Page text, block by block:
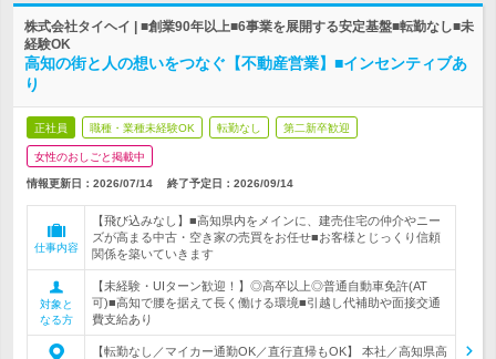
株式会社タイヘイ | ■創業90年以上■6事業を展開する安定基盤■転勤なし■未
経験OK
高知の街と人の想いをつなぐ【不動産営業】■インセンティブあ
り
正社員 職種・業種未経験OK 転勤なし 第二新卒歓迎
女性のおしごと掲載中
情報更新日：2026/07/14 終了予定日： 2026/09/14
仕事内容
【飛び込みなし】■高知県内をメインに、建売住宅の仲介やニー
ズが高まる中古・空き家の売買をお任せ■お客様とじっくり信頼
関係を築いていきます
対象と
なる方
【未経験・UIターン歓迎！】◎高卒以上◎普通自動車免許(AT
可)■高知で腰を据えて長く働ける環境■引越し代補助や面接交通
費支給あり
【転勤なし／マイカー通勤OK／直行直帰もOK】 本社／高知県高